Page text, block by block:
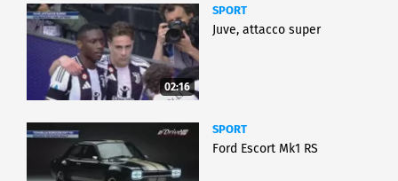
02:16
SPORT
Juve, attacco super
SPORT
Ford Escort Mk1 RS